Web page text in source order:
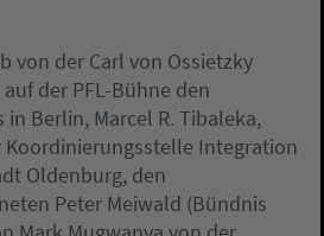
von der Carl von Ossietzky
der PFL-Bühne den
Berlin, Marcel R. Tibaleka,
Koordinierungsstelle Integration
Oldenburg, den
Peter Meiwald (Bündnis